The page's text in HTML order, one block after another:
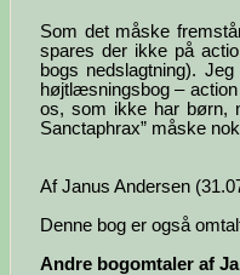
Som det måske
spares der ikke på
bogs nedslagtning).
højtlæsningsbog –
os, som ikke har børn,
Sanctaphrax” måske
Af Janus Andersen
Denne bog er også
Andre bogomtaler af